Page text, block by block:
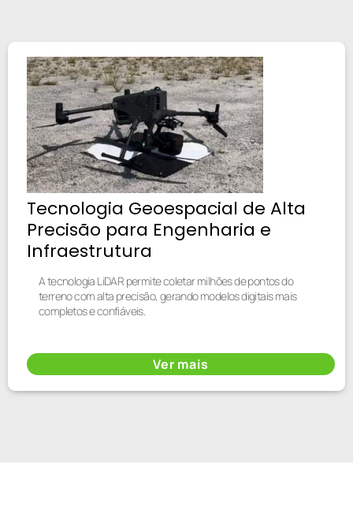
Tecnologia Geoespacial de Alta
Precisão para Engenharia e
Infraestrutura
A tecnologia LiDAR permite coletar milhões de pontos do
terreno com alta precisão, gerando modelos digitais mais
completos e confiáveis.
Ver mais